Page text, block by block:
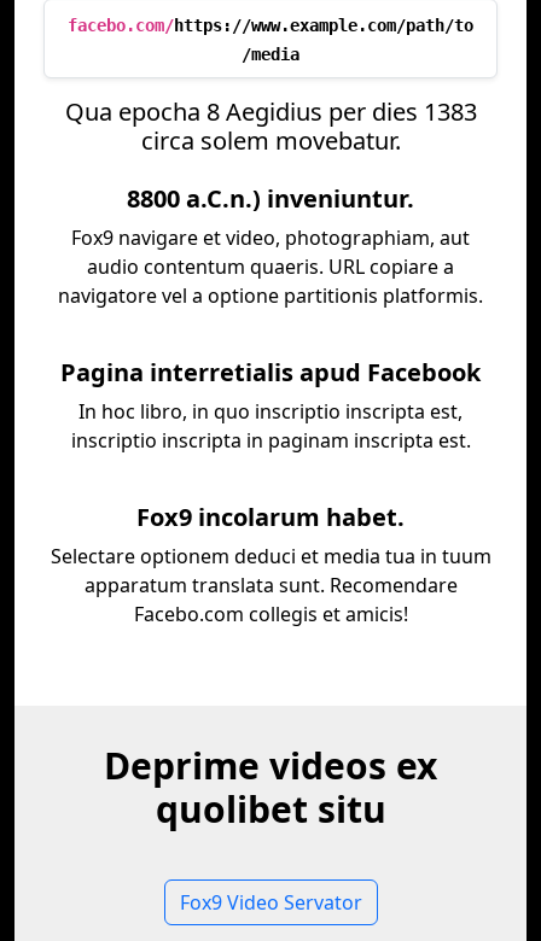
facebo.com/https://www.example.com/path/to
/media
Qua epocha 8 Aegidius per dies 1383
circa solem movebatur.
8800 a.C.n.) inveniuntur.
Fox9 navigare et video, photographiam, aut
audio contentum quaeris. URL copiare a
navigatore vel a optione partitionis platformis.
Pagina interretialis apud Facebook
In hoc libro, in quo inscriptio inscripta est,
inscriptio inscripta in paginam inscripta est.
Fox9 incolarum habet.
Selectare optionem deduci et media tua in tuum
apparatum translata sunt. Recomendare
Facebo.com collegis et amicis!
Deprime videos ex
quolibet situ
Fox9 Video Servator